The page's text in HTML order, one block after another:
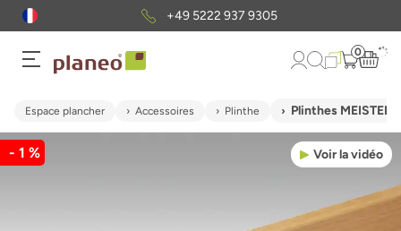
+49 5222 937 9305
0
Espace plancher Accessoires Plinthe Plinthes MEISTER
Voir la vidéo
- 1 %